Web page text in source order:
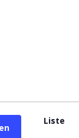
Liste